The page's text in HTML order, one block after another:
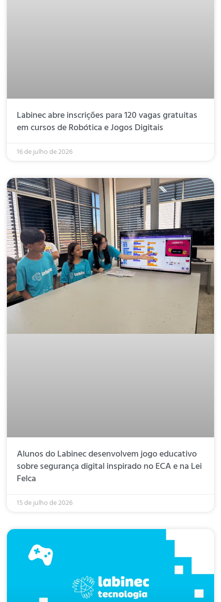
Labinec abre inscrições para 120 vagas gratuitas
em cursos de Robótica e Jogos Digitais
16 de julho de 2026
Alunos do Labinec desenvolvem jogo educativo
sobre segurança digital inspirado no ECA e na Lei
Felca
15 de julho de 2026